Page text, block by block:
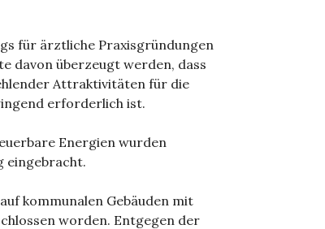
für ärztliche Praxisgründungen
davon überzeugt werden, dass
Attraktivitäten für die
erforderlich ist.
Energien wurden
eingebracht.
kommunalen Gebäuden mit
worden. Entgegen der